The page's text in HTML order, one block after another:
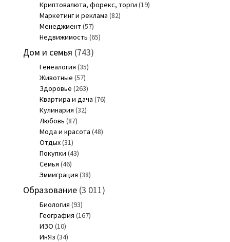
Криптовалюта, форекс, торги (19)
Маркетинг и реклама (82)
Менеджмент(57)
Недвижимость (65)
Дом и семья (743)
Генеалогия (35)
Животные (57)
Здоровье (263)
Квартира и дача (76)
Кулинария (32)
Любовь (87)
Мода и красота (48)
Отдых(31)
Покупки (43)
Семья (46)
Эммиграция (38)
Образование(3 011)
Биология (93)
География (167)
ИЗО (10)
ИнЯз (34)